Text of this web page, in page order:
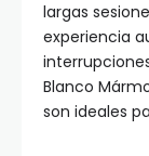
largas
experiencia
Blanco
son ideales